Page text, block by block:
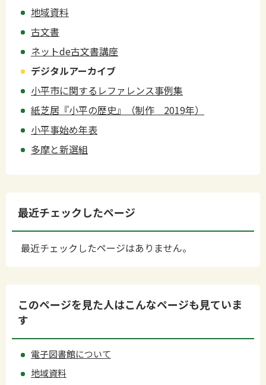
地域資料
古文書
ネットde古文書講座
デジタルアーカイブ
小平市に関するレファレンス事例集
紙芝居『小平の歴史』（制作 2019年）
小平事始め年表
多摩と新選組
最近チェックしたページ
最近チェックしたページはありません。
このページを見た人はこんなページも見ていま
す
電子図書館について
地域資料